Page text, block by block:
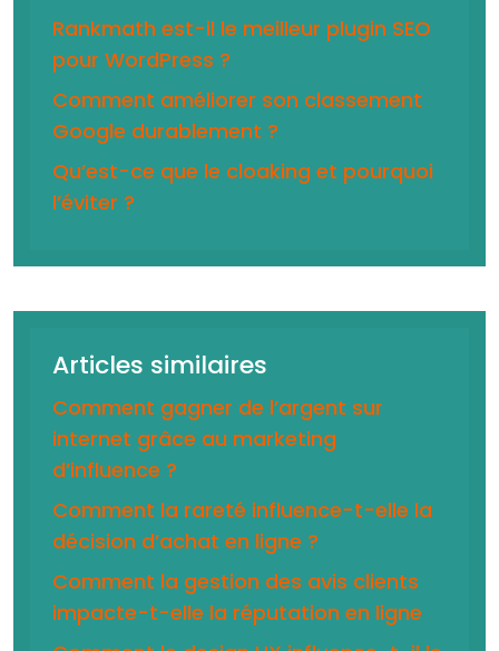
Rankmath est-il le meilleur plugin SEO
pour WordPress ?
Comment améliorer son classement
Google durablement ?
Qu’est-ce que le cloaking et pourquoi
l’éviter ?
Articles similaires
Comment gagner de l’argent sur
internet grâce au marketing
d’influence ?
Comment la rareté influence-t-elle la
décision d’achat en ligne ?
Comment la gestion des avis clients
impacte-t-elle la réputation en ligne